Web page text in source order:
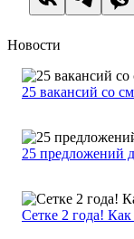
Новости
25 вакансий со
25 предложений
Сетке 2 года! Как